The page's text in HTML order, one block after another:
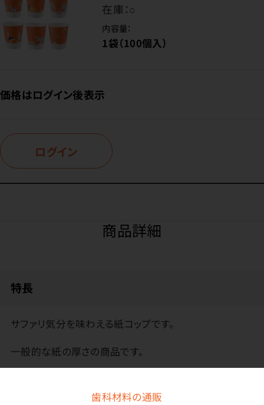
歯科材料の通販
在庫：○
内容量：
1袋（100個入）
価格はログイン後表示
ログイン
商品詳細
特長
サファリ気分を味わえる紙コップです。
一般的な紙の厚さの商品です。
紙コップには「うがい用」と「飲料用」があります。紙コッ